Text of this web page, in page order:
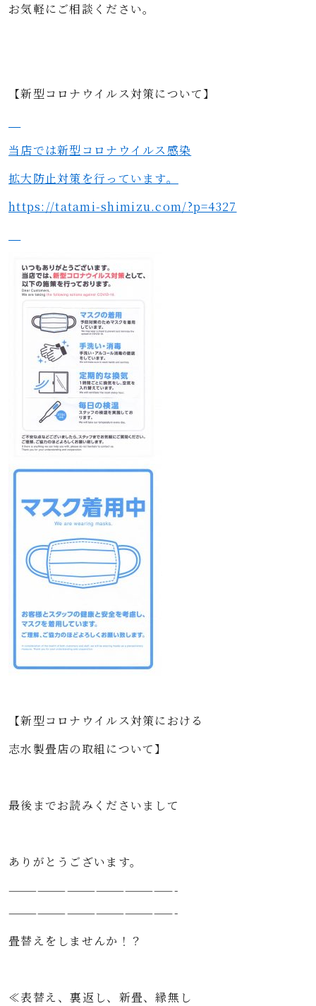
お気軽にご相談ください。
【新型コロナウイルス対策について】
当店では新型コロナウイルス感染
拡大防止対策を行っています。
https://tatami-shimizu.com/?p=4327
【新型コロナウイルス対策における
志水製畳店の取組について】
最後までお読みくださいまして
ありがとうございます。
—————————————————-
—————————————————-
畳替えをしませんか！？
≪表替え、裏返し、新畳、縁無し